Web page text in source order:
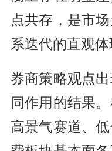
点共存，是市
系迭代的直观体
券商策略观点
同作用的结果
高景气赛道、